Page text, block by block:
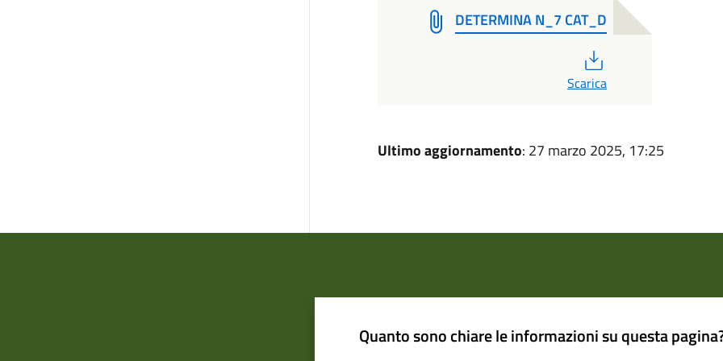
DETERMINA N_7 CAT_D
Scarica
Ultimo aggiornamento: 27 marzo 2025, 17:25
Quanto sono chiare le informazioni su questa